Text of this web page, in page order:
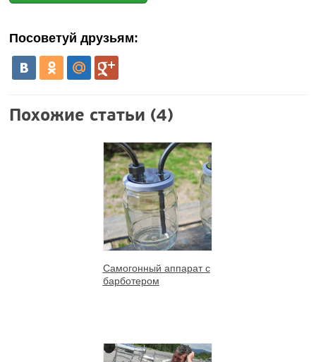
Посоветуй друзьям:
Похожие статьи (4)
Самогонный аппарат с
барботером